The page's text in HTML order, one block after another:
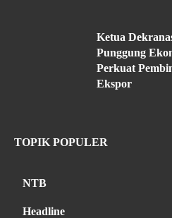
Ketua
Punggung
Perkuat
Ekspor
TOPIK POPULER
NTB
Headline